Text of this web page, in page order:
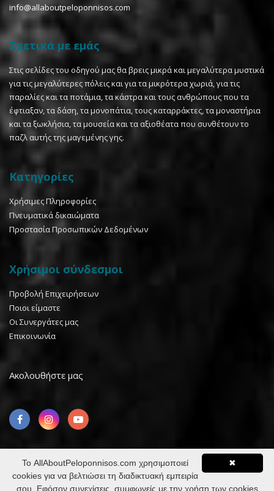
info@allaboutpeloponnisos.com
Σχετικά με εμάς
Στις σελίδες του οδηγού μας θα βρεις μικρά και μεγαλύτερα μυστικά
για τις μεγαλύτερες πόλεις και για τα μικρότερα χωριά, για τις
παραλίες και τα ποτάμια, τα κάστρα και τους ανθρώπους που τα
έφτιαξαν, τα δάση, τα μονοπάτια, τους καταρράκτες, τα μοναστήρια
και τα ξωκλήσια, τα μουσεία και τα αξιοθέατα που συνθέτουν το
παζλ αυτής της μαγεμένης γης.
Κατηγορίες
Χρήσιμες Πληροφορίες
Πνευματικά δικαιώματα
Προστασία Προσωπικών Δεδομένων
Χρήσιμοι σύνδεσμοι
Προβολή Επιχειρήσεων
Ποιοι είμαστε
Οι Συνεργάτες μας
Επικοινωνία
Ακολουθήστε μας
©2026 AllaboutPeloponnisos™ All rights reserved. Design &
✖
Το AllAboutPeloponnisos.com χρησιμοποιεί
cookies για να βελτιώσει τη διαδικτυακή εμπειρία
σου. Εφόσον συνεχίσεις, συμφωνείς με την χρήση των cookies